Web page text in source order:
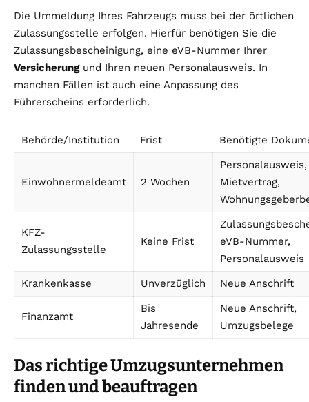
Die Ummeldung Ihres Fahrzeugs muss bei der örtlichen
Zulassungsstelle erfolgen. Hierfür benötigen Sie die
Zulassungsbescheinigung, eine eVB-Nummer Ihrer
Versicherungund Ihren neuen Personalausweis. In
manchen Fällen ist auch eine Anpassung des
Führerscheins erforderlich.
Behörde/Institution Frist Benötigte
Einwohnermeldeamt 2 Wochen
Personalausweis,
Mietvertrag,
KFZ-
Zulassungsstelle
Keine Frist
eVB-Nummer,
Personalausweis
Krankenkasse
Unverzüglich Neue Anschrift
Finanzamt
Bis
Jahresende
Neue Anschrift,
Umzugsbelege
Das richtige Umzugsunternehmen
finden und beauftragen